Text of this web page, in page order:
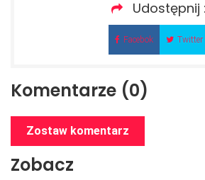
Udostępnij :
Facebok Twitter
Komentarze (0)
Zostaw komentarz
Zobacz